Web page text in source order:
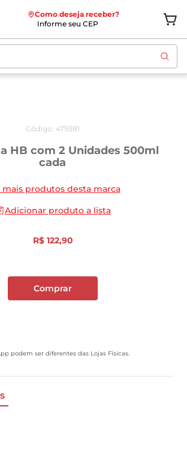
Como deseja receber?
Informe seu CEP
Código: 479381
HB com 2 Unidades 500ml
cada
mais produtos desta marca
Adicionar produto a lista
R$ 122,90
Comprar
podem ser diferentes das Lojas Físicas.